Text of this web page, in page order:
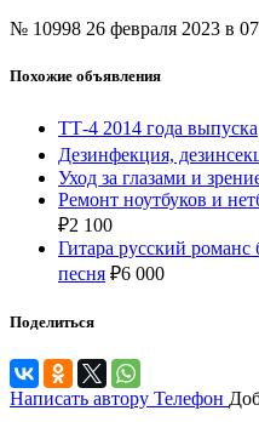
№ 10998 26 февраля 2023 в
Похожие объявления
ТТ-4 2014 года выпуска
Дезинфекция,
Уход за глазами и
Ремонт ноутбуков и
₽2 100
Гитара русский романс
песня ₽6 000
Поделиться
Написать автору Телефон